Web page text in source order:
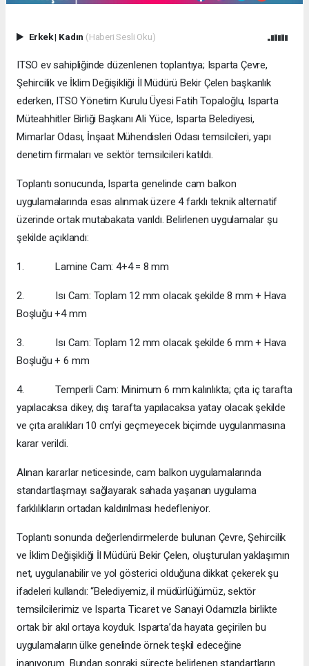
Erkek| Kadın (Haberi Sesli Oku)
ITSO ev sahipliğinde düzenlenen toplantıya; Isparta Çevre,
Şehircilik ve İklim Değişikliği İl Müdürü Bekir Çelen başkanlık
ederken, ITSO Yönetim Kurulu Üyesi Fatih Topaloğlu, Isparta
Müteahhitler Birliği Başkanı Ali Yüce, Isparta Belediyesi,
Mimarlar Odası, İnşaat Mühendisleri Odası temsilcileri, yapı
denetim firmaları ve sektör temsilcileri katıldı.
Toplantı sonucunda, Isparta genelinde cam balkon
uygulamalarında esas alınmak üzere 4 farklı teknik alternatif
üzerinde ortak mutabakata varıldı. Belirlenen uygulamalar şu
şekilde açıklandı:
1. Lamine Cam: 4+4 = 8 mm
2. Isı Cam: Toplam 12 mm olacak şekilde 8 mm + Hava
Boşluğu +4 mm
3. Isı Cam: Toplam 12 mm olacak şekilde 6 mm + Hava
Boşluğu + 6 mm
4. Temperli Cam: Minimum 6 mm kalınlıkta; çıta iç tarafta
yapılacaksa dikey, dış tarafta yapılacaksa yatay olacak şekilde
ve çıta aralıkları 10 cm’yi geçmeyecek biçimde uygulanmasına
karar verildi.
Alınan kararlar neticesinde, cam balkon uygulamalarında
standartlaşmayı sağlayarak sahada yaşanan uygulama
farklılıkların ortadan kaldırılması hedefleniyor.
Toplantı sonunda değerlendirmelerde bulunan Çevre, Şehircilik
ve İklim Değişikliği İl Müdürü Bekir Çelen, oluşturulan yaklaşımın
net, uygulanabilir ve yol gösterici olduğuna dikkat çekerek şu
ifadeleri kullandı: “Belediyemiz, il müdürlüğümüz, sektör
temsilcilerimiz ve Isparta Ticaret ve Sanayi Odamızla birlikte
ortak bir akıl ortaya koyduk. Isparta’da hayata geçirilen bu
uygulamaların ülke genelinde örnek teşkil edeceğine
inanıyorum. Bundan sonraki süreçte belirlenen standartların